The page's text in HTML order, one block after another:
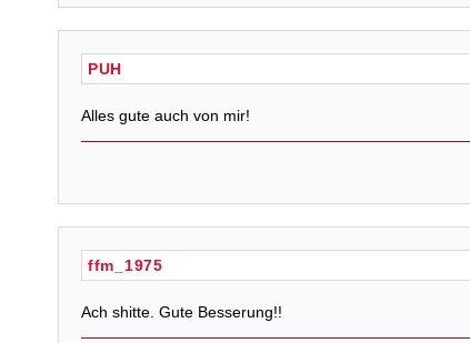
PUH
Alles gute auch von mir!
ffm_1975
Ach shitte. Gute Besserung!!